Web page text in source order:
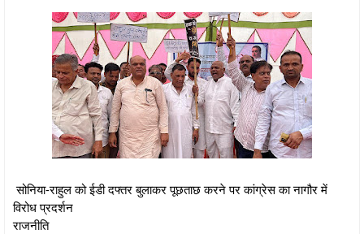
सोनिया-राहुल को ईडी दफ्तर बुलाकर पूछताछ करने पर कांग्रेस का नागौर में
विरोध प्रदर्शन
राजनीति